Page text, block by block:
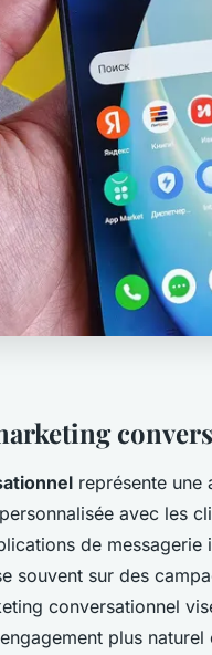
représente une
avec les
de messagerie
souvent sur des
conversationnel
plus